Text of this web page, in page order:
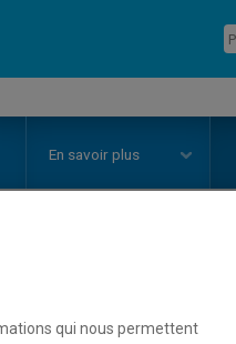
En savoir plus
de
qui nous permettent